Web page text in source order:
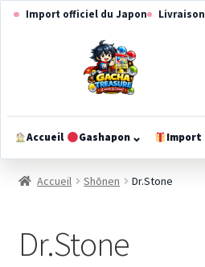
Aller
Aller Import officiel du Japon
Accueil Gashapon
Ouvrir
méga-
⌄ Import
Accueil Shōnen Dr.Stone
Dr.Stone